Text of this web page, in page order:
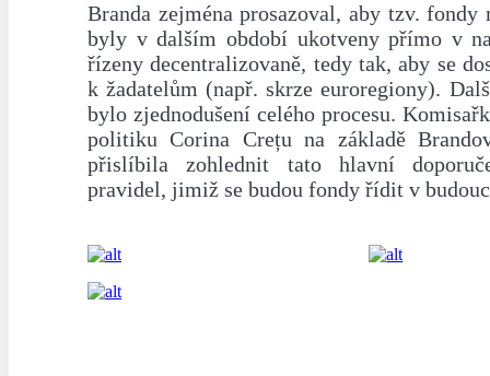
Branda zejména prosazoval, aby tzv. fondy
byly v dalším období ukotveny přímo v
řízeny decentralizovaně, tedy tak, aby se
k žadatelům (např. skrze euroregiony).
bylo zjednodušení celého procesu.
politiku Corina Crețu na základě
přislíbila zohlednit tato hlavní
pravidel, jimiž se budou fondy řídit v